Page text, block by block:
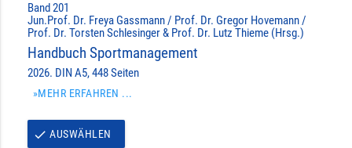
Band 201
Jun.Prof. Dr. Freya Gassmann / Prof. Dr. Gregor Hovemann /
Prof. Dr. Torsten Schlesinger & Prof. Dr. Lutz Thieme (Hrsg.)
Handbuch Sportmanagement
2026. DIN A5, 448 Seiten
»MEHR ERFAHREN ...
done AUSWÄHLEN